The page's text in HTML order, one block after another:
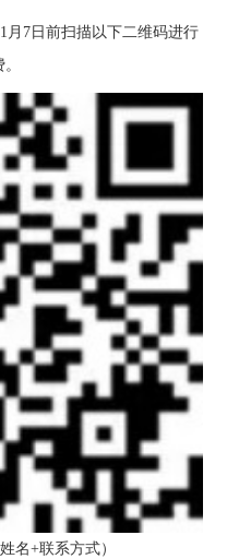
月7日前扫描以下二维码进行
名+联系方式）